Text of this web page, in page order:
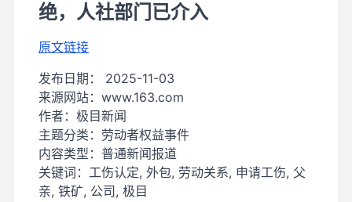
绝，人社部门已介入
原文链接
发布日期： 2025-11-03
来源网站： www.163.com
作者： 极目新闻
主题分类： 劳动者权益事件
内容类型： 普通新闻报道
关键词： 工伤认定, 外包, 劳动关系, 申请工伤, 父
亲, 铁矿, 公司, 极目